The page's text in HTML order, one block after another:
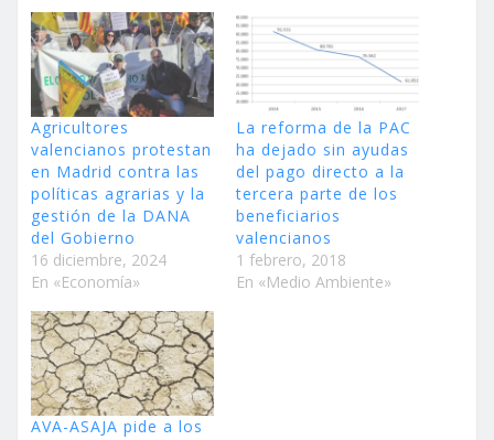
Agricultores
valencianos protestan
en Madrid contra las
políticas agrarias y la
gestión de la DANA
del Gobierno
16 diciembre, 2024
En «Economía»
La reforma de la PAC
ha dejado sin ayudas
del pago directo a la
tercera parte de los
beneficiarios
valencianos
1 febrero, 2018
En «Medio Ambiente»
AVA-ASAJA pide a los